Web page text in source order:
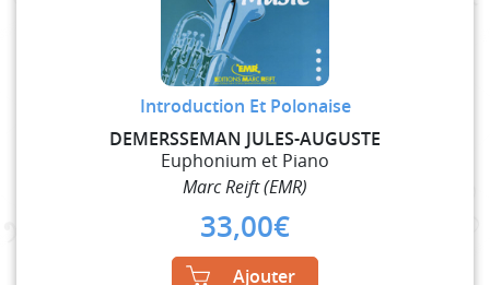
Introduction Et Polonaise
DEMERSSEMAN JULES-AUGUSTE
Euphonium et Piano
Marc Reift (EMR)
33,00€
Ajouter